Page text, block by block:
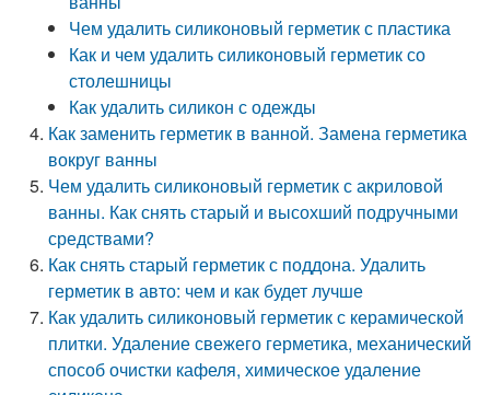
Чем удалить силиконовый герметик с пластика
Как и чем удалить силиконовый герметик со
столешницы
Как удалить силикон с одежды
Как заменить герметик в ванной. Замена герметика
вокруг ванны
Чем удалить силиконовый герметик с акриловой
ванны. Как снять старый и высохший подручными
средствами?
Как снять старый герметик с поддона. Удалить
герметик в авто: чем и как будет лучше
Как удалить силиконовый герметик с керамической
плитки. Удаление свежего герметика, механический
способ очистки кафеля, химическое удаление